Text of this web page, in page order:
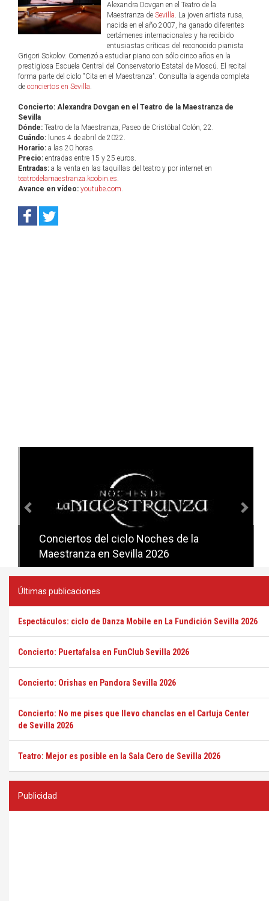
Alexandra Dovgan en el Teatro de la
Maestranza de Sevilla. La joven artista rusa,
nacida en el año 2007, ha ganado diferentes
certámenes internacionales y ha recibido
entusiastas críticas del reconocido pianista
Grigori Sokolov. Comenzó a estudiar piano con sólo cinco años en la
prestigiosa Escuela Central del Conservatorio Estatal de Moscú. El recital
forma parte del ciclo "Cita en el Maestranza". Consulta la agenda completa
de conciertos en Sevilla.
Concierto: Alexandra Dovgan en el Teatro de la Maestranza de
Sevilla
Dónde: Teatro de la Maestranza, Paseo de Cristóbal Colón, 22.
Cuándo: lunes 4 de abril de 2022.
Horario: a las 20 horas.
Precio: entradas entre 15 y 25 euros.
Entradas: a la venta en las taquillas del teatro y por internet en
teatrodelamaestranza.koobin.es.
Avance en vídeo: youtube.com.
Conciertos del ciclo Noches de la
Maestranza en Sevilla 2026
Conciertos del ciclo Candlelight en
Sevilla
Últimas publicaciones
Espectáculos: ciclo de Danza Mobile en La Fundición Sevilla 2026
Concierto: Puertafalsa en FunClub Sevilla 2026
Concierto: Orishas en Pandora Sevilla 2026
Concierto: No me pises que llevo chanclas en el Cartuja Center
de Sevilla 2026
Teatro: Mejor es posible en la Sala Cero de Sevilla 2026
Publicidad